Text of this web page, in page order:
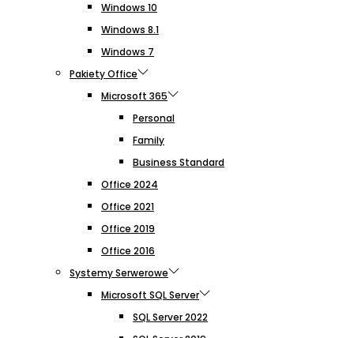
Windows 10
Windows 8.1
Windows 7
Pakiety Office
Microsoft 365
Personal
Family
Business Standard
Office 2024
Office 2021
Office 2019
Office 2016
Systemy Serwerowe
Microsoft SQL Server
SQL Server 2022